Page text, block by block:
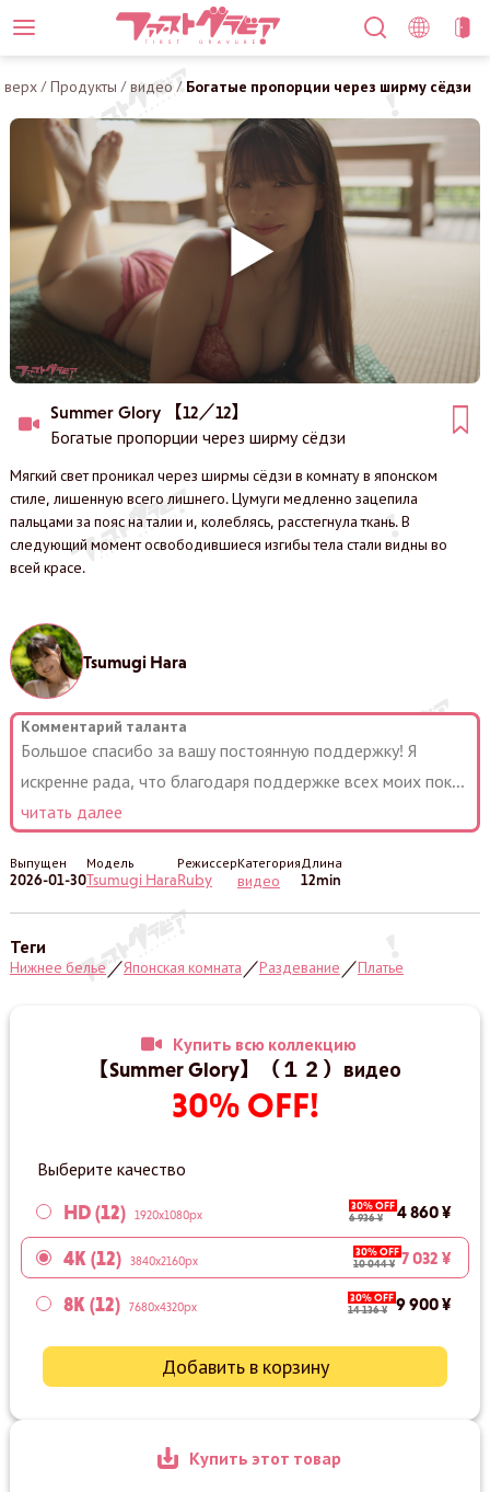
верх /Продукты /видео / Богатые пропорции через ширму сёдзи
Summer Glory 【12／12】
Богатые пропорции через ширму сёдзи
Мягкий свет проникал через ширмы сёдзи в комнату в японском
стиле, лишенную всего лишнего. Цумуги медленно зацепила
пальцами за пояс на талии и, колеблясь, расстегнула ткань. В
следующий момент освободившиеся изгибы тела стали видны во
всей красе.
Tsumugi Hara
Комментарий таланта
Большое спасибо за вашу постоянную поддержку! Я
искренне рада, что благодаря поддержке всех моих пок...
читать далее
Выпущен
2026-01-30
Модель
Tsumugi Hara
Режиссер
Ruby
Категория
видео
Длина
12min
Теги
Нижнее белье／Японская комната／Раздевание／Платье
Купить всю коллекцию
【Summer Glory】（１２）видео
30% OFF!
Выберите качество
HD (12) 1920x1080px
30% OFF
6 936 ¥
4 860 ¥
4K (12) 3840x2160px
30% OFF
10 044 ¥ 7 032 ¥
8K (12) 7680x4320px
30% OFF
14 136 ¥
9 900 ¥
Добавить в корзину
Купить этот товар